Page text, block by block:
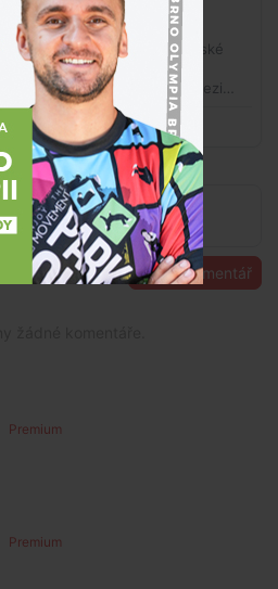
Přidat komentář
Premium
Premium